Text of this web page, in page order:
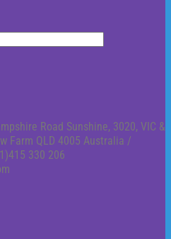
Road Sunshine, 3020, VIC &
Farm QLD 4005 Australia /
330 206